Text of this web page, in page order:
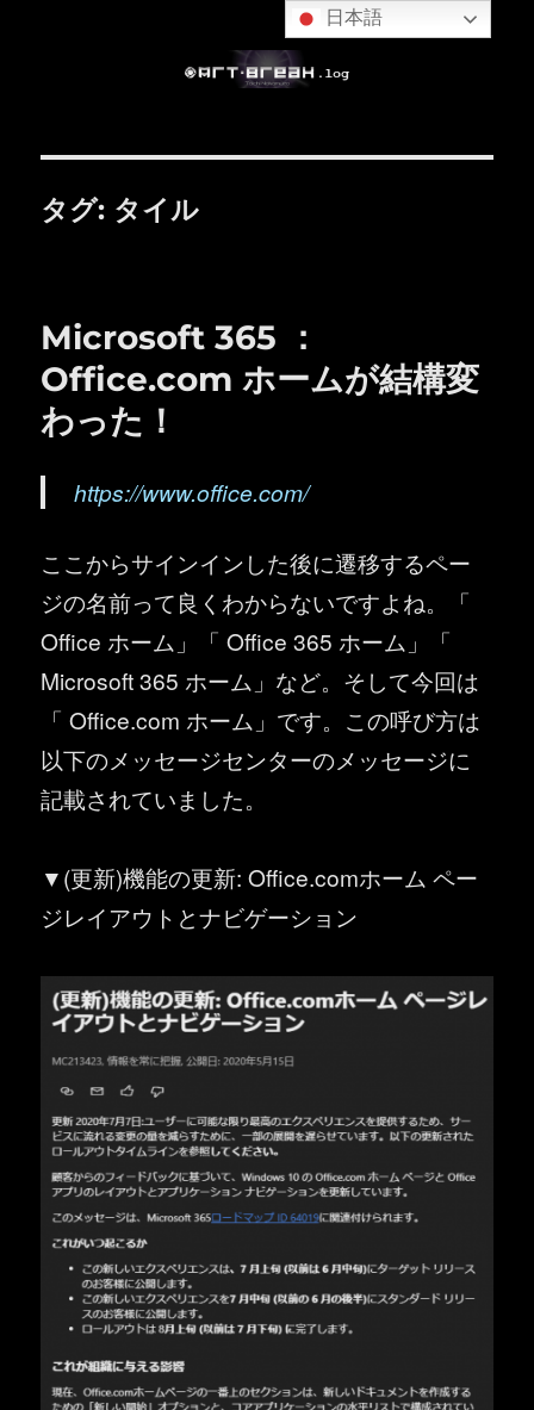
タグ: タイル
Microsoft 365 ：
Office.com ホームが結構変
わった！
https://www.office.com/
ここからサインインした後に遷移するペー
ジの名前って良くわからないですよね。「
Office ホーム」「 Office 365 ホーム」「
Microsoft 365 ホーム」など。そして今回は
「 Office.com ホーム」です。この呼び方は
以下のメッセージセンターのメッセージに
記載されていました。
▼(更新)機能の更新: Office.comホーム ペー
ジレイアウトとナビゲーション
日本語